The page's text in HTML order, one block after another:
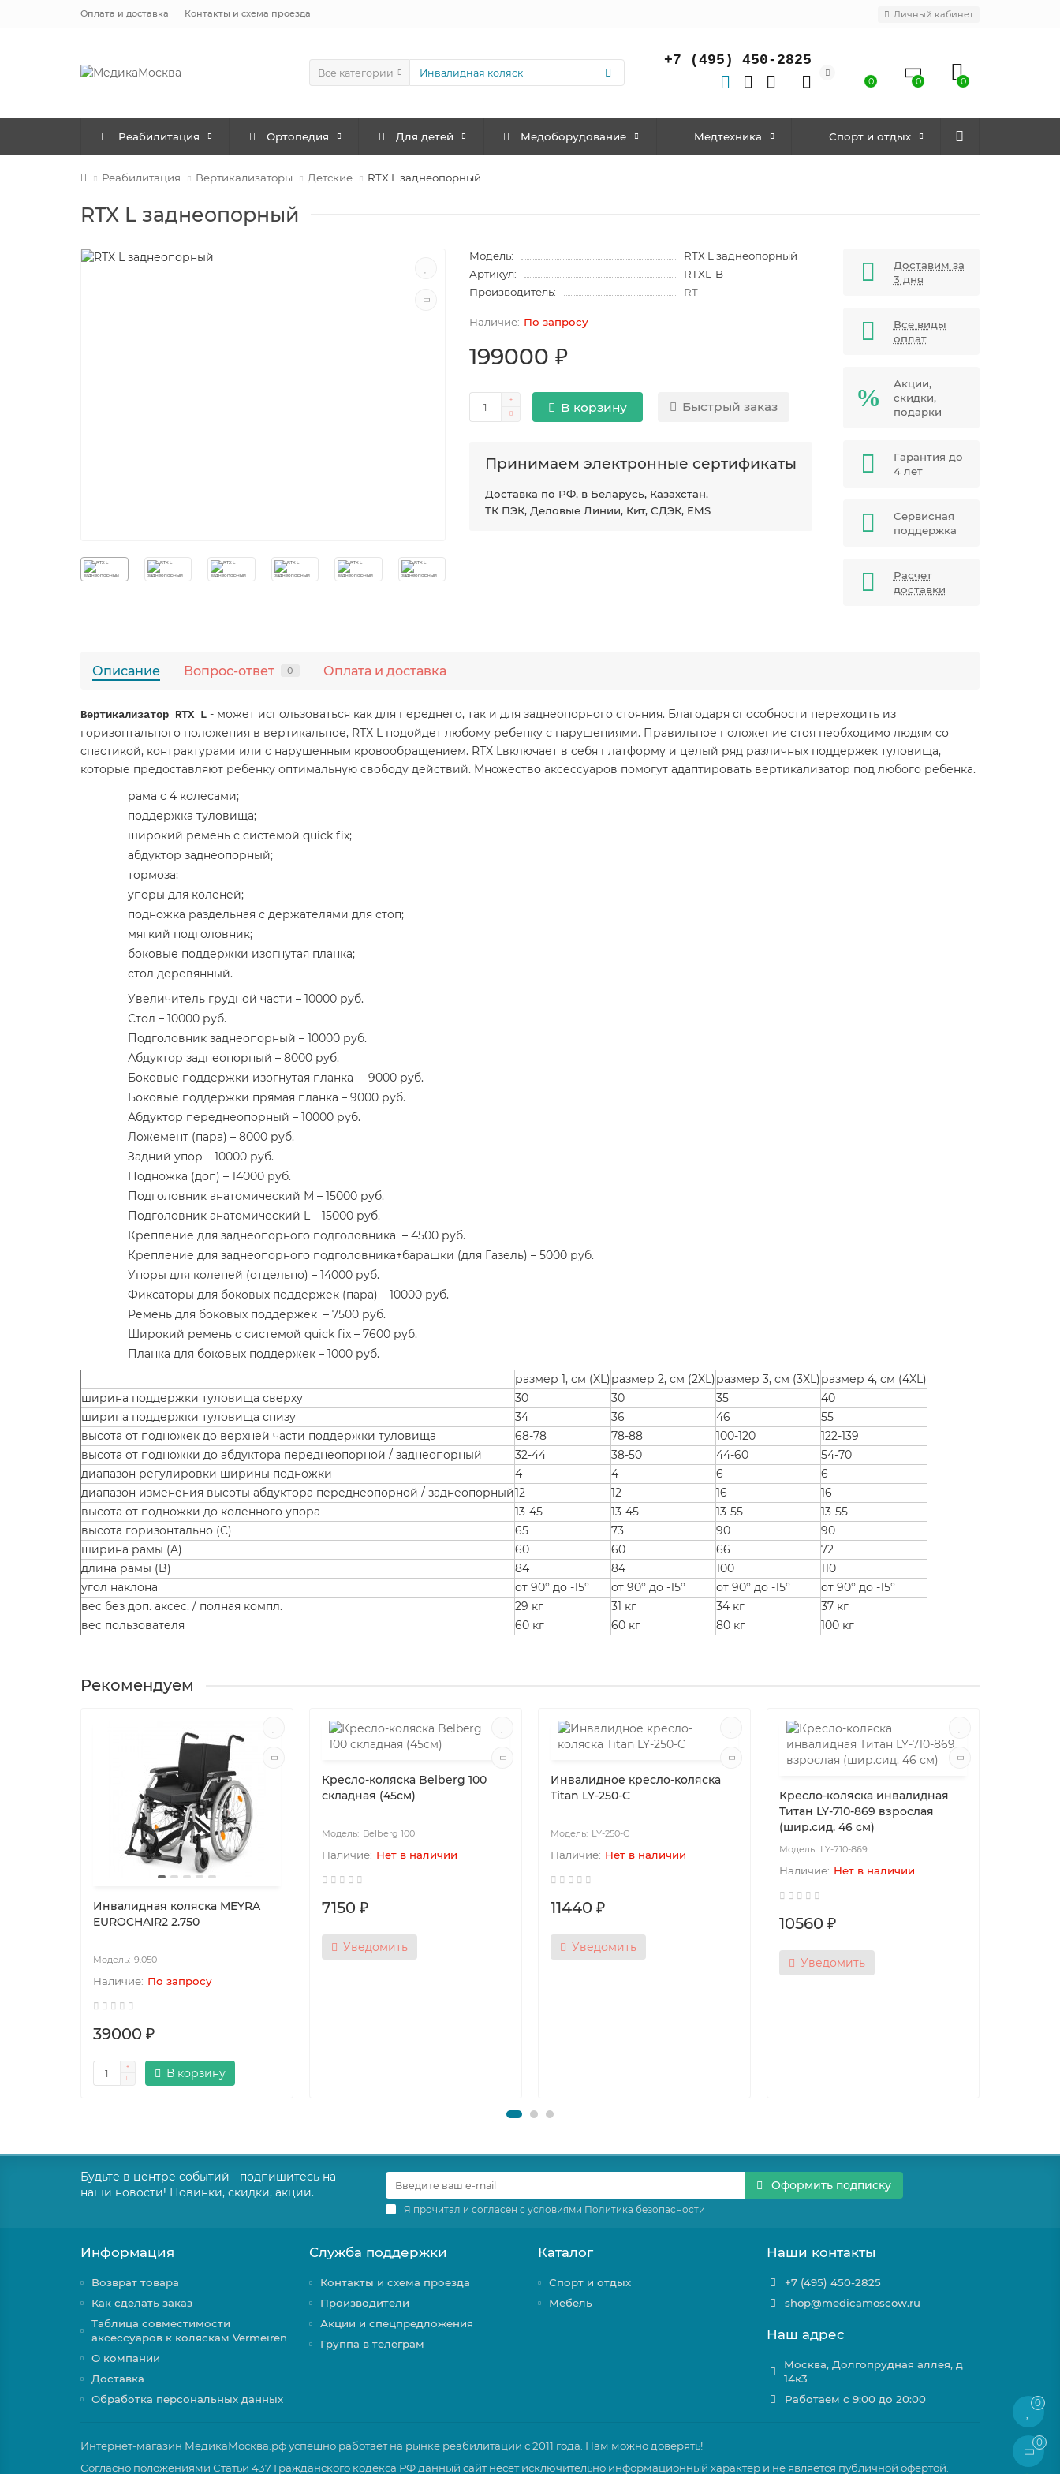
Оплата и доставка Контакты и схема проезда Личный кабинет
Все категории
+7 (495) 450-2825
0 0 0
Реабилитация Ортопедия Для детей Медоборудование Mедтехника Спорт и отдых
Реабилитация Вертикализаторы Детские RTX L заднеопорный
RTX L заднеопорный
Модель:
RTX L заднеопорный
Артикул:
RTXL-B
Производитель:
RT
По запросу
199000 ₽
В корзину Быстрый заказ
Принимаем электронные сертификаты
Доставка по РФ, в Беларусь, Казахстан.
ТК ПЭК, Деловые Линии, Кит, СДЭК, EMS
Доставим за
3 дня
Все виды
оплат
Акции,
скидки,
подарки
Гарантия до
4 лет
Сервисная
поддержка
Расчет
доставки
Описание Вопрос-ответ 0 Оплата и доставка
Вертикализатор RTX L - может использоваться как для переднего, так и для заднеопорного стояния. Благодаря способности переходить из
горизонтального положения в вертикальное, RTX L подойдет любому ребенку с нарушениями. Правильное положение стоя необходимо людям со
спастикой, контрактурами или с нарушенным кровообращением. RTX Lвключает в себя платформу и целый ряд различных поддержек туловища,
которые предоставляют ребенку оптимальную свободу действий. Множество аксессуаров помогут адаптировать вертикализатор под любого ребенка.
рама с 4 колесами;
поддержка туловища;
широкий ремень с системой quick fix;
абдуктор заднеопорный;
тормоза;
упоры для коленей;
подножка раздельная с держателями для стоп;
мягкий подголовник;
боковые поддержки изогнутая планка;
стол деревянный.
Увеличитель грудной части – 10000 руб.
Стол – 10000 руб.
Подголовник заднеопорный – 10000 руб.
Абдуктор заднеопорный – 8000 руб.
Боковые поддержки изогнутая планка – 9000 руб.
Боковые поддержки прямая планка – 9000 руб.
Абдуктор переднеопорный – 10000 руб.
Ложемент (пара) – 8000 руб.
Задний упор – 10000 руб.
Подножка (доп) – 14000 руб.
Подголовник анатомический М – 15000 руб.
Подголовник анатомический L – 15000 руб.
Крепление для заднеопорного подголовника – 4500 руб.
Крепление для заднеопорного подголовника+барашки (для Газель) – 5000 руб.
Упоры для коленей (отдельно) – 14000 руб.
Фиксаторы для боковых поддержек (пара) – 10000 руб.
Ремень для боковых поддержек – 7500 руб.
Широкий ремень с системой quick fix – 7600 руб.
Планка для боковых поддержек – 1000 руб.
размер 1, см (XL)размер 2, см (2XL)размер 3, см (3XL)размер 4, см (4XL)
ширина поддержки туловища сверху
30 30 35
40
ширина поддержки туловища снизу
34 36 46
55
высота от подножек до верхней части поддержки туловища
68-78 78-88 100-120
122-139
высота от подножки до абдуктора переднеопорной / заднеопорный
32-44 38-50 44-60
54-70
диапазон регулировки ширины подножки
4 4 6
6
диапазон изменения высоты абдуктора переднеопорной / заднеопорный12 12 16
16
высота от подножки до коленного упора
13-45 13-45 13-55
13-55
высота горизонтально (C)
65 73 90
90
ширина рамы (A)
60 60 66
72
длина рамы (B)
84 84 100
110
угол наклона
от 90° до -15° от 90° до -15° от 90° до -15°
от 90° до -15°
вес без доп. аксес. / полная компл.
29 кг 31 кг 34 кг
37 кг
вес пользователя
60 кг 60 кг 80 кг 100 кг
Рекомендуем
Инвалидная коляска MEYRA
EUROCHAIR2 2.750
9.050
По запросу
39000 ₽
В корзину
Кресло-коляска Belberg 100
складная (45см)
Belberg 100
Нет в наличии
7150 ₽
Уведомить
Инвалидное кресло-коляска
Titan LY-250-C
LY-250-C
Нет в наличии
11440 ₽
Уведомить
Кресло-коляска инвалидная
Титан LY-710-869 взрослая
(шир.сид. 46 см)
LY-710-869
Нет в наличии
10560 ₽
Уведомить
Будьте в центре событий - подпишитесь на
наши новости! Новинки, скидки, акции.
Оформить подписку
Я прочитал и согласен с условиями Политика безопасности
Информация
Возврат товара
Как сделать заказ
Таблица совместимости
аксессуаров к коляскам Vermeiren
О компании
Доставка
Обработка персональных данных
Служба поддержки
Контакты и схема проезда
Производители
Акции и спецпредложения
Группа в телеграм
Каталог
Спорт и отдых
Мебель
Наши контакты
+7 (495) 450-2825
shop@medicamoscow.ru
Наш адрес
Москва, Долгопрудная аллея, д
14к3
Работаем с 9:00 до 20:00
Интернет-магазин МедикаМосква.рф успешно работает на рынке реабилитации с 2011 года. Нам можно доверять!
Согласно положениями Статьи 437 Гражданского кодекса РФ данный сайт несет исключительно информационный характер и не является публичной офертой.
0
0